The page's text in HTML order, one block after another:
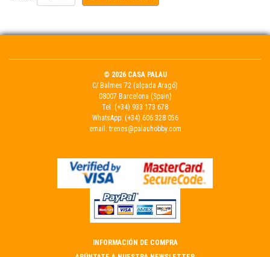
© 2026 CASA PALAU
C/ Balmes 72 (alçada Aragó)
08007 Barcelona (Spain)
Tel. (+34) 933 173 678
WhatsApp: (+34) 606 328 056
email: trenes@palauhobby.com
INFORMACIÓN DE COMPRA